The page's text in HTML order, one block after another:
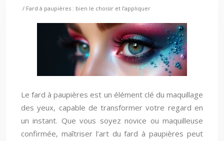
/ Fard à paupières : bien le choisir et l’appliquer
Le fard à paupières est un élément clé du maquillage
des yeux, capable de transformer votre regard en
un instant. Que vous soyez novice ou maquilleuse
confirmée, maîtriser l’art du fard à paupières peut